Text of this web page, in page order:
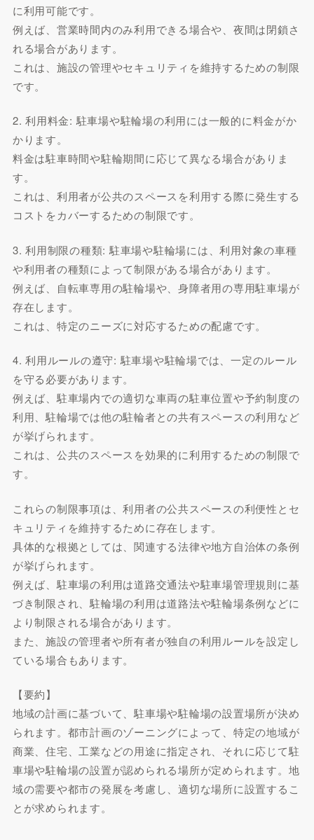
に利用可能です。
例えば、営業時間内のみ利用できる場合や、夜間は閉鎖さ
れる場合があります。
これは、施設の管理やセキュリティを維持するための制限
です。
2. 利用料金: 駐車場や駐輪場の利用には一般的に料金がか
かります。
料金は駐車時間や駐輪期間に応じて異なる場合がありま
す。
これは、利用者が公共のスペースを利用する際に発生する
コストをカバーするための制限です。
3. 利用制限の種類: 駐車場や駐輪場には、利用対象の車種
や利用者の種類によって制限がある場合があります。
例えば、自転車専用の駐輪場や、身障者用の専用駐車場が
存在します。
これは、特定のニーズに対応するための配慮です。
4. 利用ルールの遵守: 駐車場や駐輪場では、一定のルール
を守る必要があります。
例えば、駐車場内での適切な車両の駐車位置や予約制度の
利用、駐輪場では他の駐輪者との共有スペースの利用など
が挙げられます。
これは、公共のスペースを効果的に利用するための制限で
す。
これらの制限事項は、利用者の公共スペースの利便性とセ
キュリティを維持するために存在します。
具体的な根拠としては、関連する法律や地方自治体の条例
が挙げられます。
例えば、駐車場の利用は道路交通法や駐車場管理規則に基
づき制限され、駐輪場の利用は道路法や駐輪場条例などに
より制限される場合があります。
また、施設の管理者や所有者が独自の利用ルールを設定し
ている場合もあります。
【要約】
地域の計画に基づいて、駐車場や駐輪場の設置場所が決め
られます。都市計画のゾーニングによって、特定の地域が
商業、住宅、工業などの用途に指定され、それに応じて駐
車場や駐輪場の設置が認められる場所が定められます。地
域の需要や都市の発展を考慮し、適切な場所に設置するこ
とが求められます。